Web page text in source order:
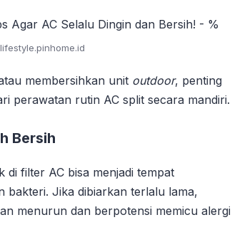
membersihkan unit outdoor, penting
perawatan rutin AC split secara mandiri.
Bersih
filter AC bisa menjadi tempat
bakteri. Jika dibiarkan terlalu lama,
menurun dan berpotensi memicu alergi